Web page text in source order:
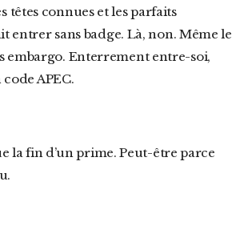
entrer sans badge. Là, non. Même le
embargo. Enterrement entre-soi,
APEC.